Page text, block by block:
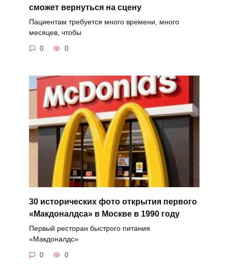
сможет вернуться на сцену
Пациентам требуется много времени, много
месяцев, чтобы
0 0
30 исторических фото открытия первого
«Макдоналдса» в Москве в 1990 году
Первый ресторан быстрого питания
«Макдоналдс»
0 0